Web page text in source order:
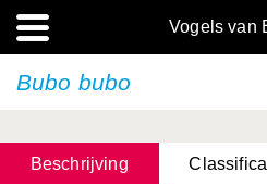
Vogels van
Bubo bubo
Beschrijving